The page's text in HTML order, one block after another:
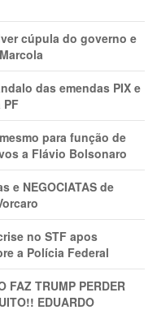
cúpula do governo e
das emendas PIX e
para função de
a Flávio Bolsonaro
e NEGOCIATAS de
no STF apos
a Polícia Federal
FAZ TRUMP PERDER
EDUARDO